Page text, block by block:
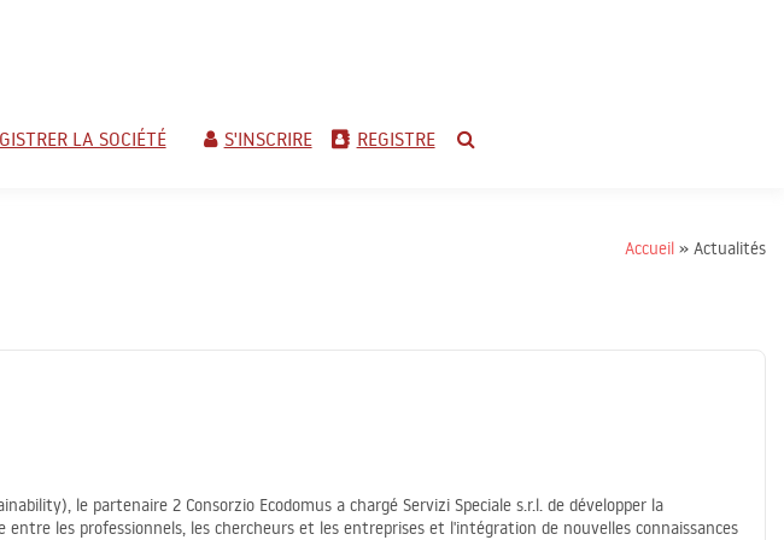
LA SOCIÉTÉ S'INSCRIRE REGISTRE
Accueil Actualités
le partenaire 2 Consorzio Ecodomus a chargé Servizi Speciale s.r.l. de développer la
entre les professionnels, les chercheurs et les entreprises et l'intégration de nouvelles connaissances